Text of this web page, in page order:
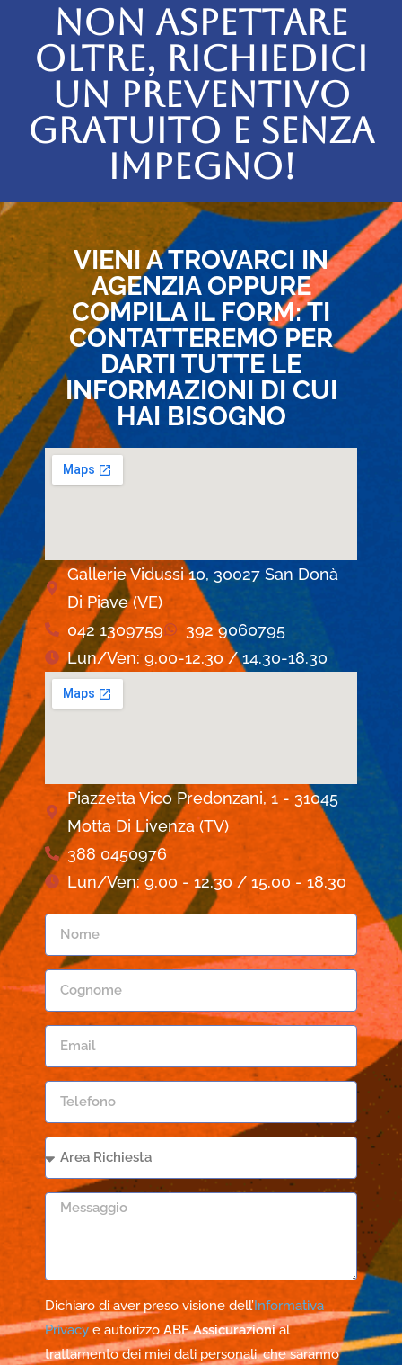
NON ASPETTARE
OLTRE, RICHIEDICI
UN PREVENTIVO
GRATUITO E SENZA
IMPEGNO!
VIENI A TROVARCI IN
AGENZIA OPPURE
COMPILA IL FORM: TI
CONTATTEREMO PER
DARTI TUTTE LE
INFORMAZIONI DI CUI
HAI BISOGNO
Gallerie Vidussi 10, 30027 San Donà
Di Piave (VE)
042 1309759
392 9060795
Lun/Ven: 9.00-12.30 / 14.30-18.30
Piazzetta Vico Predonzani, 1 - 31045
Motta Di Livenza (TV)
388 0450976
Lun/Ven: 9.00 - 12.30 / 15.00 - 18.30
Dichiaro di aver preso visione dell’Informativa
Privacy e autorizzo ABF Assicurazionial
trattamento dei miei dati personali, che saranno